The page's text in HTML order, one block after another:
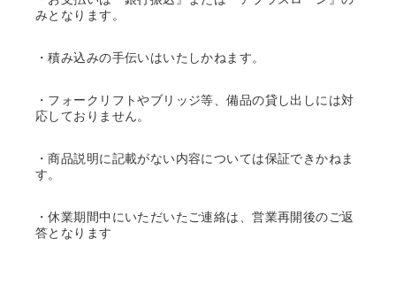
みとなります。
・積み込みの手伝いはいたしかねます。
・フォークリフトやブリッジ等、備品の貸し出しには対
応しておりません。
・商品説明に記載がない内容については保証できかねま
す。
・休業期間中にいただいたご連絡は、営業再開後のご返
答となります